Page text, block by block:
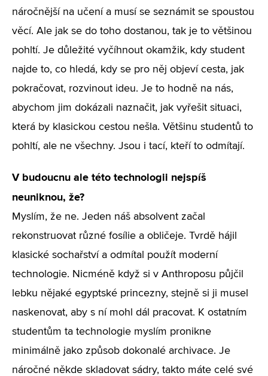
náročnější na učení a musí se seznámit se spoustou
věcí. Ale jak se do toho dostanou, tak je to většinou
pohltí. Je důležité vyčíhnout okamžik, kdy student
najde to, co hledá, kdy se pro něj objeví cesta, jak
pokračovat, rozvinout ideu. Je to hodně na nás,
abychom jim dokázali naznačit, jak vyřešit situaci,
která by klasickou cestou nešla. Většinu studentů to
pohltí, ale ne všechny. Jsou i tací, kteří to odmítají.
V budoucnu ale této technologii nejspíš
neuniknou, že?
Myslím, že ne. Jeden náš absolvent začal
rekonstruovat různé fosílie a obličeje. Tvrdě hájil
klasické sochařství a odmítal použít moderní
technologie. Nicméně když si v Anthroposu půjčil
lebku nějaké egyptské princezny, stejně si ji musel
naskenovat, aby s ní mohl dál pracovat. K ostatním
studentům ta technologie myslím pronikne
minimálně jako způsob dokonalé archivace. Je
náročné někde skladovat sádry, takto máte celé své